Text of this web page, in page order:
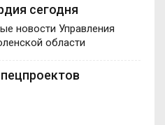
сегодня
новости Управления
области